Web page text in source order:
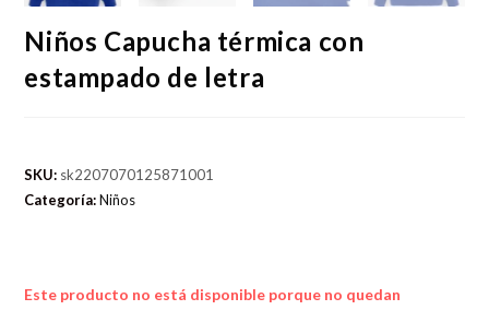
Niños Capucha térmica con
estampado de letra
SKU: sk2207070125871001
Categoría:Niños
Este producto no está disponible porque no quedan